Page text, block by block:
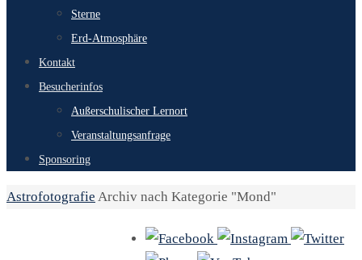
Sterne
Erd-Atmosphäre
Kontakt
Besucherinfos
Außerschulischer Lernort
Veranstaltungsanfrage
Sponsoring
Start
Astrofotografie Archiv nach Kategorie "Mond"